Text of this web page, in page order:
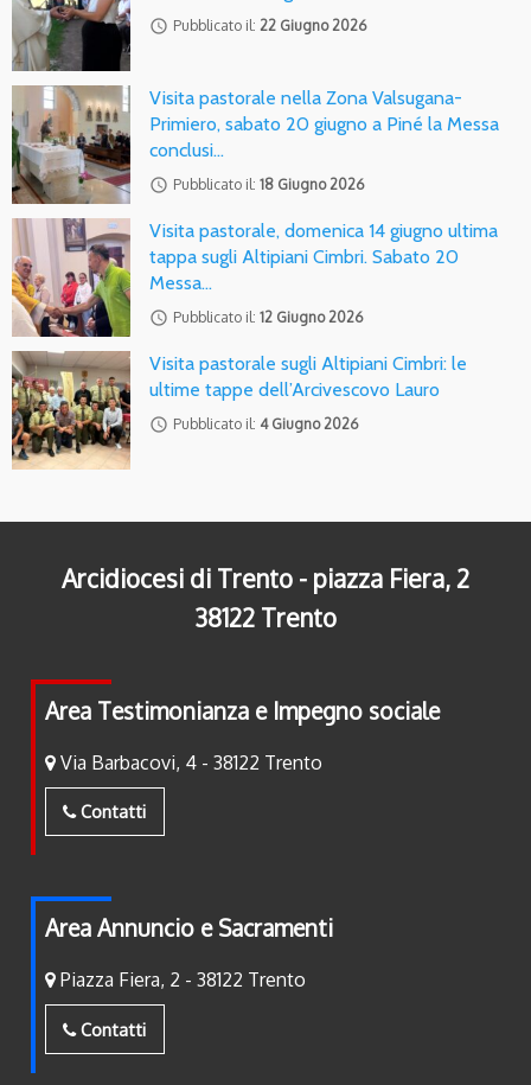
access_time Pubblicato il: 22 Giugno 2026
Visita pastorale nella Zona Valsugana-
Primiero, sabato 20 giugno a Piné la Messa
conclusi…
access_time Pubblicato il: 18 Giugno 2026
Visita pastorale, domenica 14 giugno ultima
tappa sugli Altipiani Cimbri. Sabato 20
Messa…
access_time Pubblicato il: 12 Giugno 2026
Visita pastorale sugli Altipiani Cimbri: le
ultime tappe dell’Arcivescovo Lauro
access_time Pubblicato il: 4 Giugno 2026
Arcidiocesi di Trento - piazza Fiera, 2
38122 Trento
Area Testimonianza e Impegno sociale
Via Barbacovi, 4 - 38122 Trento
Contatti
Area Annuncio e Sacramenti
Piazza Fiera, 2 - 38122 Trento
Contatti